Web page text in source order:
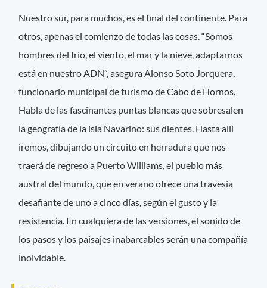
Nuestro sur, para muchos, es el final del continente. Para
otros, apenas el comienzo de todas las cosas. “Somos
hombres del frío, el viento, el mar y la nieve, adaptarnos
está en nuestro ADN”, asegura Alonso Soto Jorquera,
funcionario municipal de turismo de Cabo de Hornos.
Habla de las fascinantes puntas blancas que sobresalen
la geografía de la isla Navarino: sus dientes. Hasta allí
iremos, dibujando un circuito en herradura que nos
traerá de regreso a Puerto Williams, el pueblo más
austral del mundo, que en verano ofrece una travesía
desafiante de uno a cinco días, según el gusto y la
resistencia. En cualquiera de las versiones, el sonido de
los pasos y los paisajes inabarcables serán una compañía
inolvidable.